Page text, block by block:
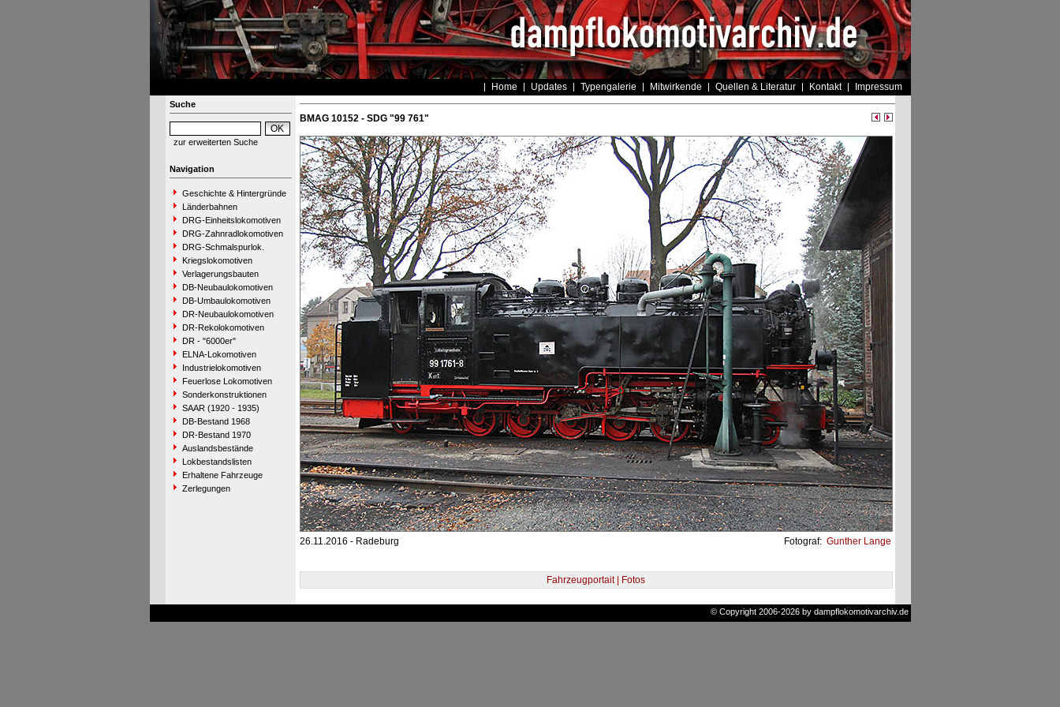
Home Updates Typengalerie Mitwirkende Quellen & Literatur Kontakt Impressum
Suche
zur erweiterten Suche
Navigation
Geschichte & Hintergründe
Länderbahnen
DRG-Einheitslokomotiven
DRG-Zahnradlokomotiven
DRG-Schmalspurlok.
Kriegslokomotiven
Verlagerungsbauten
DB-Neubaulokomotiven
DB-Umbaulokomotiven
DR-Neubaulokomotiven
DR-Rekolokomotiven
DR - "6000er"
ELNA-Lokomotiven
Industrielokomotiven
Feuerlose Lokomotiven
Sonderkonstruktionen
SAAR (1920 - 1935)
DB-Bestand 1968
DR-Bestand 1970
Auslandsbestände
Lokbestandslisten
Erhaltene Fahrzeuge
Zerlegungen
BMAG 10152 - SDG "99 761"
26.11.2016 - Radeburg Fotograf: Gunther Lange
Fahrzeugportait | Fotos
© Copyright 2006-2026 by dampflokomotivarchiv.de